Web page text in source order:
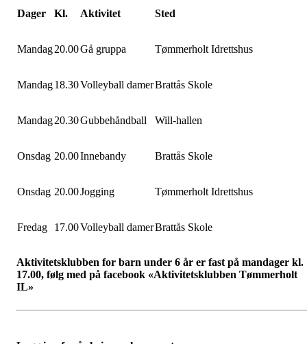
Dager Kl. Aktivitet Sted
Mandag20.00Gå gruppa Tømmerholt Idrettshus
Mandag18.30Volleyball damerBrattås Skole
Mandag20.30Gubbehåndball Will-hallen
Onsdag 20.00Innebandy Brattås Skole
Onsdag 20.00Jogging Tømmerholt Idrettshus
Fredag 17.00Volleyball damerBrattås Skole
Aktivitetsklubben for barn under 6 år er fast på mandager kl.
17.00, følg med på facebook «Aktivitetsklubben Tømmerholt
IL»